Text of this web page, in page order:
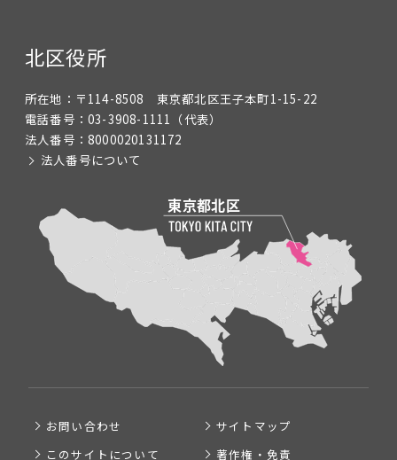
北区役所
所在地： 〒114-8508 東京都北区王子本町1-15-22
電話番号： 03-3908-1111 （代表）
法人番号： 8000020131172
法人番号について
お問い合わせ
サイトマップ
このサイトについて
著作権・免責